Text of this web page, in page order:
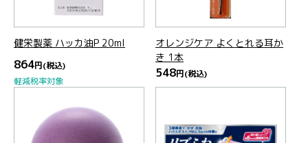
健栄製薬 ハッカ油P 20ml
864円(税込)
軽減税率対象
オレンジケア よくとれる耳か
き 1本
548円(税込)